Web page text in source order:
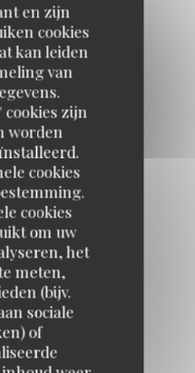
en zijn
cookies
kan leiden
van
cookies zijn
worden
cookies
cookies
om uw
het
meten,
(bijv.
sociale
of
riz
김치
épicés